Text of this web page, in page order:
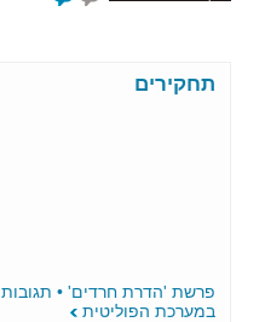
תחקירים
פרשת 'הדרת חרדים' • תגובות
במערכת הפוליטית